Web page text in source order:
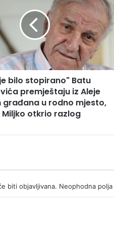
bilo stopirano" Batu
premještaju iz Aleje
građana u rodno mjesto,
Miljko otkrio razlog
biti objavljivana. Neophodna